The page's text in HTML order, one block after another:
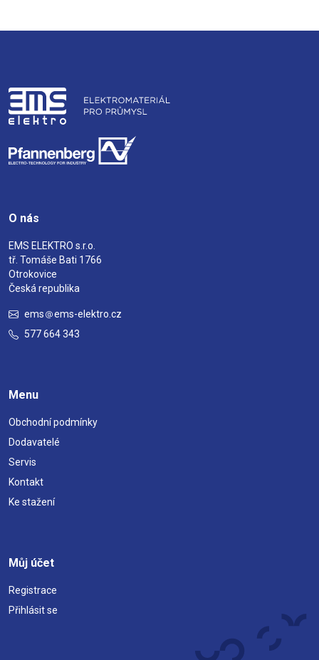
O nás
EMS ELEKTRO s.r.o.
tř. Tomáše Bati 1766
Otrokovice
Česká republika
ems
ems-elektro.cz
577 664 343
Menu
Obchodní podmínky
Dodavatelé
Servis
Kontakt
Ke stažení
Můj účet
Registrace
Přihlásit se